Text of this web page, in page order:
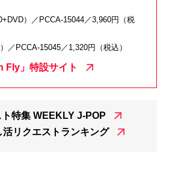
）／PCCA-15044／3,960円（税
／PCCA-15045／1,320円（税込）
Fly」特設サイト
特集 WEEKLY J-POP
活リクエストランキング